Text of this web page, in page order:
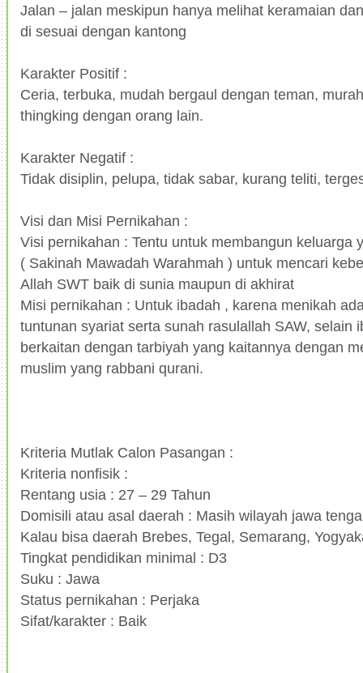
Jalan – jalan meskipun hanya melihat keramaian
di sesuai dengan kantong
Karakter Positif :
Ceria, terbuka, mudah bergaul dengan teman,
thingking dengan orang lain.
Karakter Negatif :
Tidak disiplin, pelupa, tidak sabar, kurang teliti,
Visi dan Misi Pernikahan :
Visi pernikahan : Tentu untuk membangun keluarga
( Sakinah Mawadah Warahmah ) untuk mencari
Allah SWT baik di sunia maupun di akhirat
Misi pernikahan : Untuk ibadah , karena menikah
tuntunan syariat serta sunah rasulallah SAW, selain
berkaitan dengan tarbiyah yang kaitannya dengan
muslim yang rabbani qurani.
Kriteria Mutlak Calon Pasangan :
Kriteria nonfisik :
Rentang usia : 27 – 29 Tahun
Domisili atau asal daerah : Masih wilayah jawa
Kalau bisa daerah Brebes, Tegal, Semarang,
Tingkat pendidikan minimal : D3
Suku : Jawa
Status pernikahan : Perjaka
Sifat/karakter : Baik